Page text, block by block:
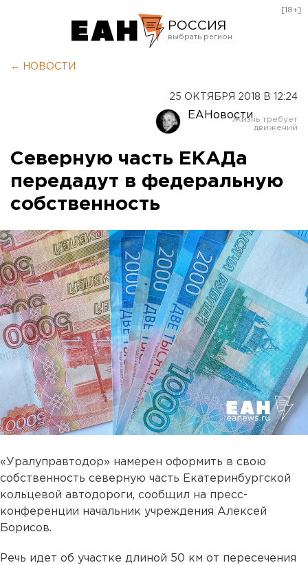
РОССИЯ
Оренбург
[18+]
← НОВОСТИ
25 ОКТЯБРЯ 2018 В 12:24
ЕАНовости
Северную часть ЕКАДа
передадут в федеральную
собственность
«Уралуправтодор» намерен оформить в свою
собственность северную часть Екатеринбургской
кольцевой автодороги, сообщил на пресс-
конференции начальник учреждения Алексей
Борисов.
Речь идет об участке длиной 50 км от пересечения